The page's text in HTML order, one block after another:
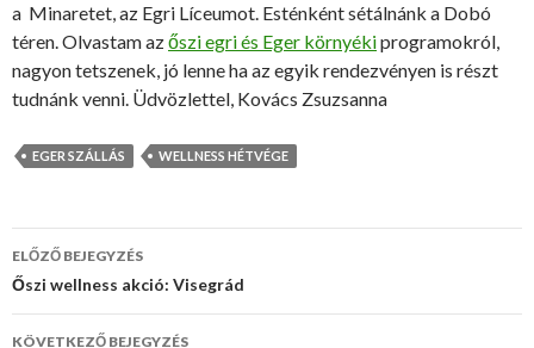
a Minaretet, az Egri Líceumot. Esténként sétálnánk a Dobó
téren. Olvastam azőszi egri és Eger környékiprogramokról,
nagyon tetszenek, jó lenne ha az egyik rendezvényen is részt
tudnánk venni. Üdvözlettel, Kovács Zsuzsanna
EGER SZÁLLÁS WELLNESS HÉTVÉGE
Bejegyzés
navigáció
ELŐZŐ BEJEGYZÉS
Őszi wellness akció: Visegrád
KÖVETKEZŐ BEJEGYZÉS